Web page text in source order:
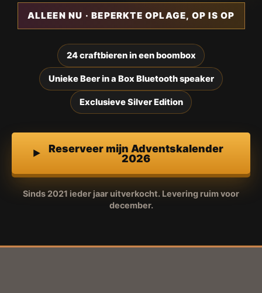
ALLEEN NU · BEPERKTE OPLAGE, OP IS OP
24 craftbieren in een boombox
Unieke Beer in a Box Bluetooth speaker
Exclusieve Silver Edition
Reserveer mijn Adventskalender
2026
Sinds 2021 ieder jaar uitverkocht. Levering ruim voor
december.